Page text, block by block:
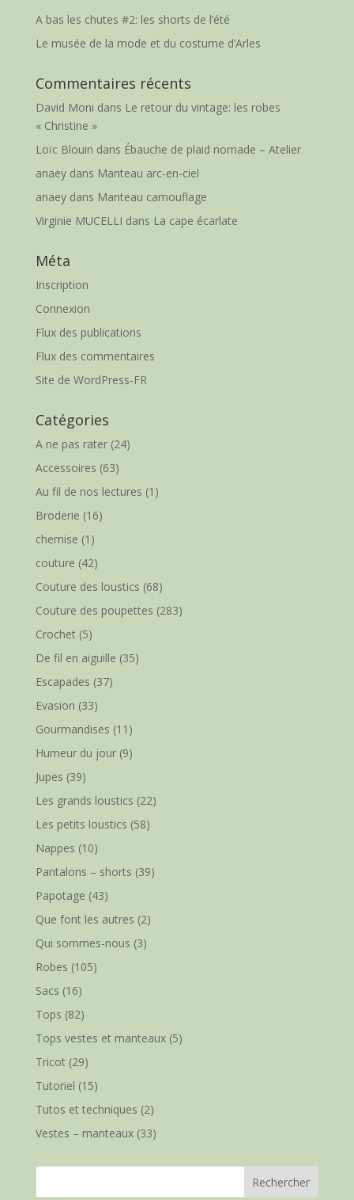
A bas les chutes #2: les shorts de l’été
Le musée de la mode et du costume d’Arles
Commentaires récents
David Moni dans Le retour du vintage: les robes
« Christine »
Loïc Blouin dans Ébauche de plaid nomade – Atelier
anaeydans Manteau arc-en-ciel
anaeydans Manteau camouflage
Virginie MUCELLI dans La cape écarlate
Méta
Inscription
Connexion
Flux des publications
Flux des commentaires
Site de WordPress-FR
Catégories
A ne pas rater(24)
Accessoires (63)
Au fil de nos lectures (1)
Broderie (16)
chemise (1)
couture (42)
Couture des loustics (68)
Couture des poupettes (283)
Crochet(5)
De fil en aiguille (35)
Escapades (37)
Evasion (33)
Gourmandises (11)
Humeur du jour(9)
Jupes (39)
Les grands loustics (22)
Les petits loustics (58)
Nappes (10)
Pantalons – shorts (39)
Papotage (43)
Que font les autres (2)
Qui sommes-nous (3)
Robes (105)
Sacs (16)
Tops (82)
Tops vestes et manteaux(5)
Tricot(29)
Tutoriel (15)
Tutos et techniques (2)
Vestes – manteaux(33)